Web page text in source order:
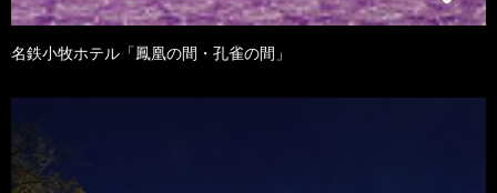
名鉄小牧ホテル「鳳凰の間・孔雀の間」